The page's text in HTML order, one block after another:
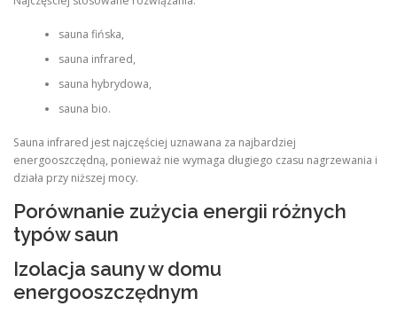
sauna fińska,
sauna infrared,
sauna hybrydowa,
sauna bio.
Sauna infrared jest najczęściej uznawana za najbardziej
energooszczędną, ponieważ nie wymaga długiego czasu nagrzewania i
działa przy niższej mocy.
Porównanie zużycia energii różnych
typów saun
Izolacja sauny w domu
energooszczędnym